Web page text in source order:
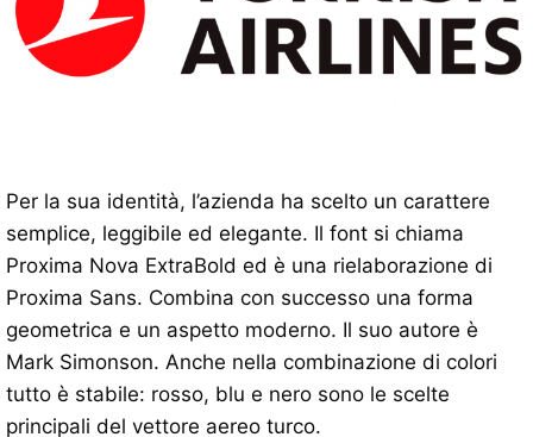
Per la sua identità, l’azienda ha scelto un carattere
semplice, leggibile ed elegante. Il font si chiama
Proxima Nova ExtraBold ed è una rielaborazione di
Proxima Sans. Combina con successo una forma
geometrica e un aspetto moderno. Il suo autore è
Mark Simonson. Anche nella combinazione di colori
tutto è stabile: rosso, blu e nero sono le scelte
principali del vettore aereo turco.